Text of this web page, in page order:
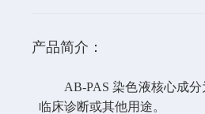
产品简介：
AB-PAS 染色液核心成
临床诊断或其他用途。